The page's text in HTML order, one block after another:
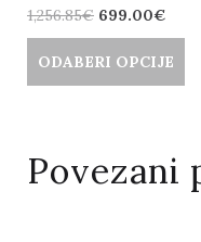
1,256.85€ 699.00€
ODABERI OPCIJE
Povezani